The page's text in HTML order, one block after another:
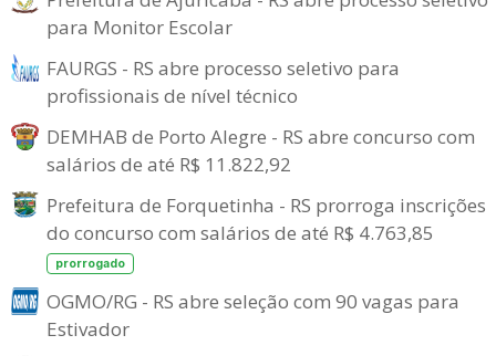
para Monitor Escolar
FAURGS - RS abre processo seletivo para
profissionais de nível técnico
DEMHAB de Porto Alegre - RS abre concurso com
salários de até R$ 11.822,92
Prefeitura de Forquetinha - RS prorroga inscrições
do concurso com salários de até R$ 4.763,85
prorrogado
OGMO/RG - RS abre seleção com 90 vagas para
Estivador